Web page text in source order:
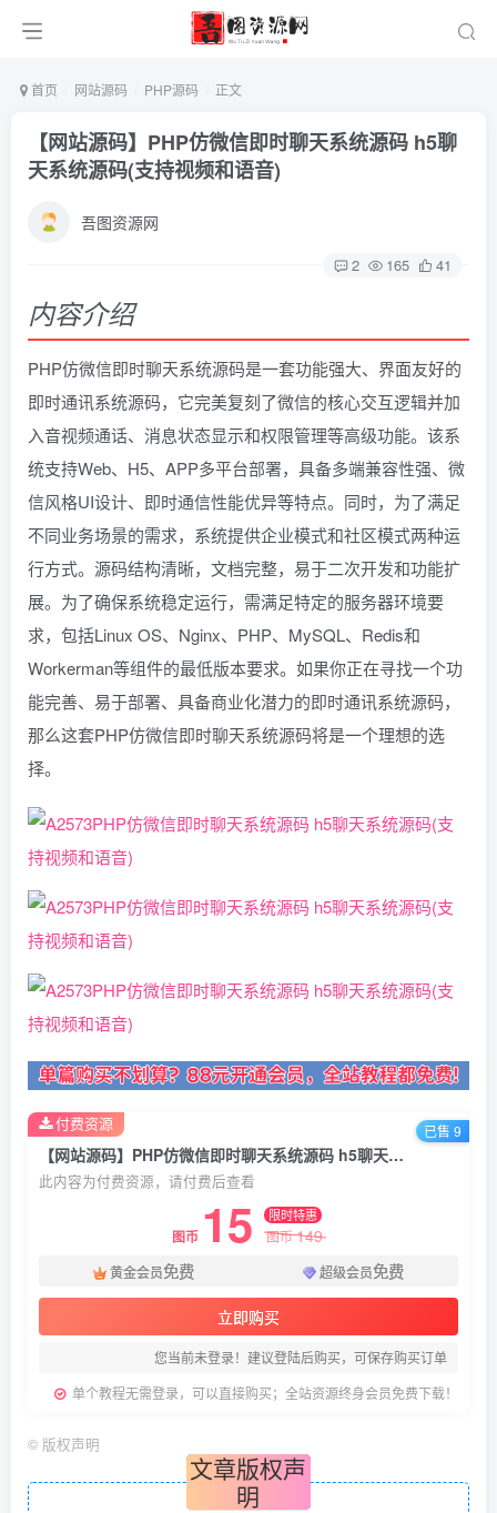
首页 网站源码 PHP源码 正文
【网站源码】PHP仿微信即时聊天系统源码 h5聊
天系统源码(支持视频和语音)
吾图资源网
2 165 41
内容介绍
PHP仿微信即时聊天系统源码是一套功能强大、界面友好的
即时通讯系统源码，它完美复刻了微信的核心交互逻辑并加
入音视频通话、消息状态显示和权限管理等高级功能。该系
统支持Web、H5、APP多平台部署，具备多端兼容性强、微
信风格UI设计、即时通信性能优异等特点。同时，为了满足
不同业务场景的需求，系统提供企业模式和社区模式两种运
行方式。源码结构清晰，文档完整，易于二次开发和功能扩
展。为了确保系统稳定运行，需满足特定的服务器环境要
求，包括Linux OS、Nginx、PHP、MySQL、Redis和
Workerman等组件的最低版本要求。如果你正在寻找一个功
能完善、易于部署、具备商业化潜力的即时通讯系统源码，
那么这套PHP仿微信即时聊天系统源码将是一个理想的选
择。
【网站源码】PHP仿微信即时聊天系统源码 h5聊天系统源码(支持视频和语音)
此内容为付费资源，请付费后查看
图币 15 限时特惠
图币149
黄金会员免费 超级会员免费
立即购买
您当前未登录！建议登陆后购买，可保存购买订单
单个教程无需登录，可以直接购买；全站资源终身会员免费下载！
付费资源 已售 9
© 版权声明
文章版权声
明